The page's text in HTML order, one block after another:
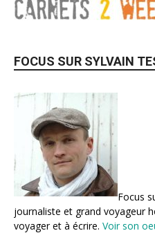
FOCUS SUR SYLVAIN
Focus
journaliste et grand voyageur
voyager et à écrire. Voir son